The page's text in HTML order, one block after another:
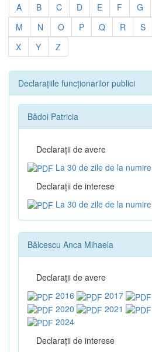
A B C D E F G
M
N O P Q R S
X
Y Z
Declarațiile funcționarilor publici
Bădoi Patricia
Declaraţii de avere
La 30 de zile de la numire
Declaraţii de interese
La 30 de zile de la numire
Bălcescu Anca Mihaela
Declaraţii de avere
2016
2017
2020
2021
2024
Declaraţii de interese